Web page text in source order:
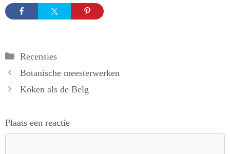
Categorieën
Recensies
Botanische meesterwerken
Koken als de Belg
Plaats een reactie